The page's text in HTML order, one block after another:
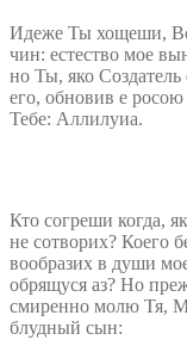
Идеже Ты хощеши,
чин: естество мое
но Ты, яко Создатель
его, обновив е
Teбе: Аллилуиа.
Кто согреши когда,
не сотворих? Коего
вообразих в души
обрящуся аз? Но
смиренно молю Тя,
блудный сын: